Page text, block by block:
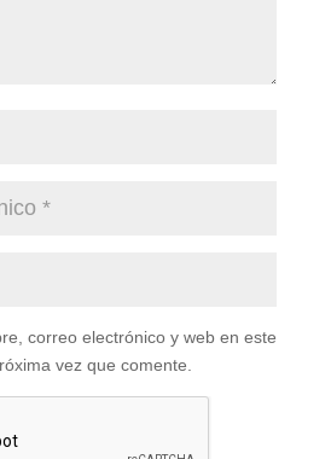
correo electrónico y web en este
vez que comente.